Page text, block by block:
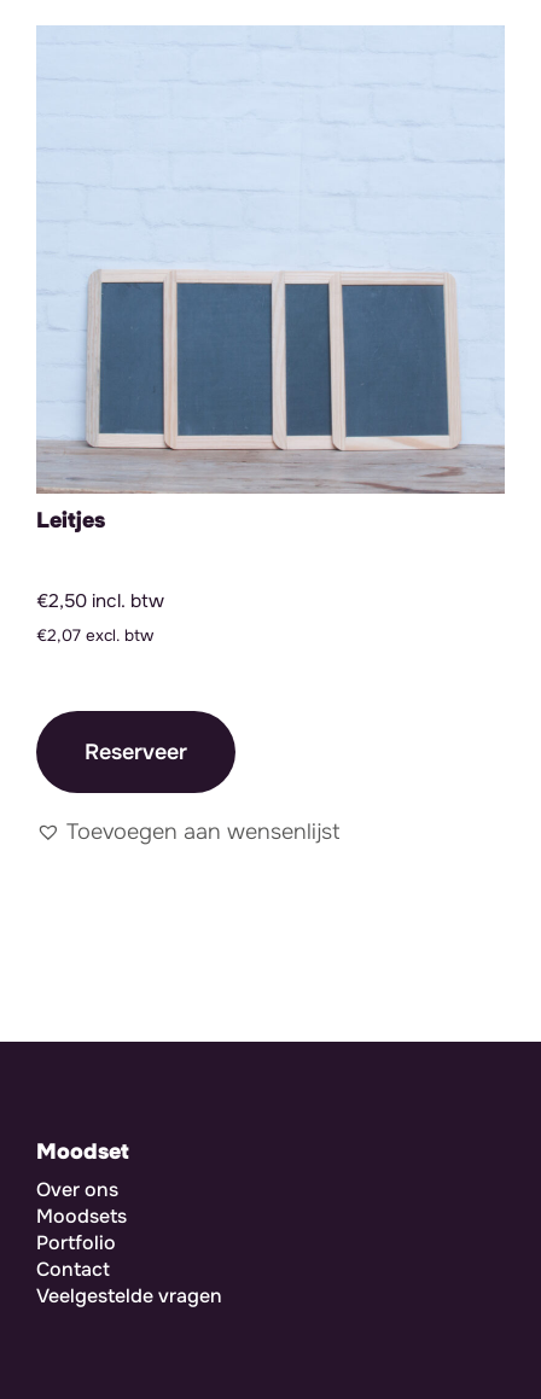
Leitjes
€2,50 incl. btw
€2,07 excl. btw
Reserveer
Toevoegen aan wensenlijst
Moodset
Over ons
Moodsets
Portfolio
Contact
Veelgestelde vragen